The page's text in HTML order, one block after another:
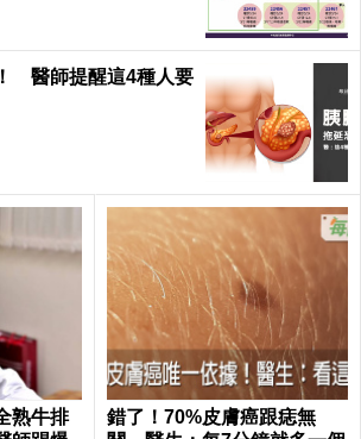
醫師提醒這4種人要
熟牛排
錯了！70%皮膚癌跟痣無